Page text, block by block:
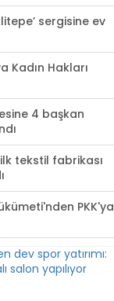
sergisine ev
Kadın Hakları
4 başkan
tekstil fabrikası
PKK'ya